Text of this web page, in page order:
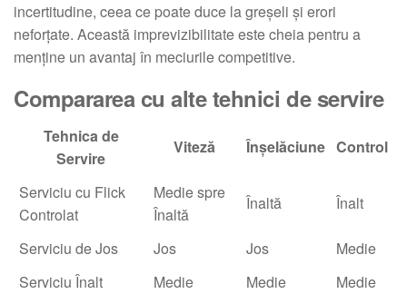
incertitudine, ceea ce poate duce la greșeli și erori
neforțate. Această imprevizibilitate este cheia pentru a
menține un avantaj în meciurile competitive.
Compararea cu alte tehnici de servire
Tehnica de
Servire
Viteză Înșelăciune Control
Serviciu cu Flick
Controlat
Medie spre
Înaltă
Înaltă Înalt
Serviciu de Jos Jos Jos
Medie
Serviciu Înalt
Medie Medie
Medie